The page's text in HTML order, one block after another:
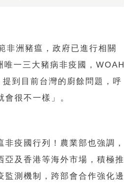
非洲豬瘟，政府已進行相關
一三大豬病非疫國，WOAH
到目前台灣的廚餘問題，呼
很不一樣」。
疫國行列！農業部也強調，
及香港等海外市場，積極推
測機制，跨部會合作強化邊